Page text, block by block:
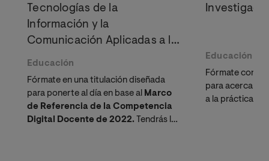
Tecnologías de la
Información y la
Comunicación Aplicadas a la
Educación
Educación
Fórmate en una titulación diseñada
para ponerte al día en base al Marco
de Referencia de la Competencia
Digital Docente de 2022. Tendrás la
Educación
Fórmate con
para acercar y
a la práctica